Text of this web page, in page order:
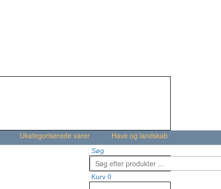
Ukategoriserede varer Have og landskab
Søg
Kurv 0